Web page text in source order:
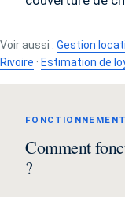
Voir aussi : Gestion
Rivoire · Estimation de
Comment
?